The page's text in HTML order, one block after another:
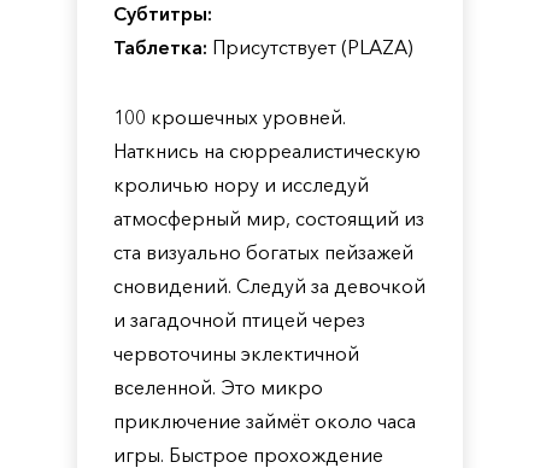
Субтитры:
Таблетка: Присутствует (PLAZA)
100 крошечных уровней.
Наткнись на сюрреалистическую
кроличью нору и исследуй
атмосферный мир, состоящий из
ста визуально богатых пейзажей
сновидений. Следуй за девочкой
и загадочной птицей через
червоточины эклектичной
вселенной. Это микро
приключение займёт около часа
игры. Быстрое прохождение